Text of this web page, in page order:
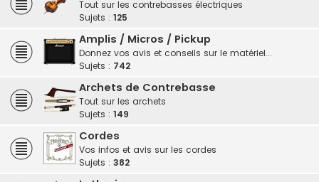
Tout sur les contrebasses électriques
Sujets : 125
Amplis / Micros / Pickup
Donnez vos avis et conseils sur le matériel...
Sujets : 742
Archets de Contrebasse
Tout sur les archets
Sujets : 149
Cordes
Vos infos et avis sur les cordes
Sujets : 382